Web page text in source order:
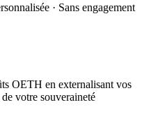
· Sans engagement
OETH en externalisant vos
votre souveraineté